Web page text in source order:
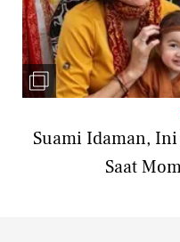
Suami Idaman,
Saat